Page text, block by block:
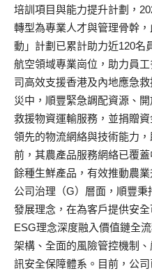
培訓項目與能力提升計劃，
轉型為專業人才與管理骨幹，
動」 計劃已累計助力近120名
航空領域專業崗位，助力員工
司高效支援香港及內地應急救
災中，順豐緊急調配資源、
救援物資運輸服務， 並捐贈資
領先的物流網絡與技術能力，
前， 其農產品服務網絡已覆
餘種生鮮產品，有效推動農業
公司治理（G）層面， 順豐秉
發展理念， 在為客戶提供安全
ESG理念深度融入價值鏈全流
架構、全面的風險管控機制、
訊安全保障體系。目前， 公